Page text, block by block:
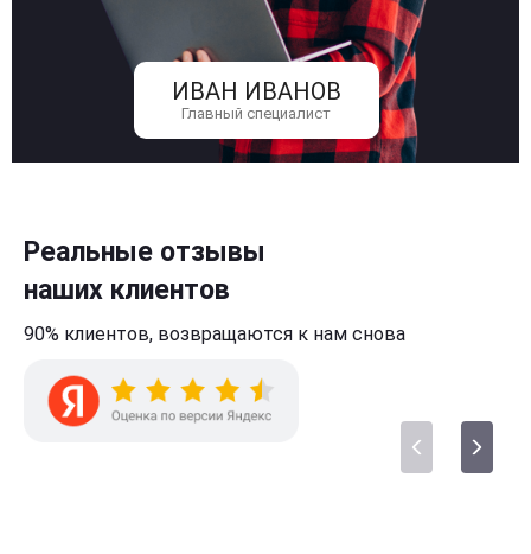
ИВАН ИВАНОВ
Главный специалист
Реальные отзывы
наших клиентов
90% клиентов, возвращаются к нам снова